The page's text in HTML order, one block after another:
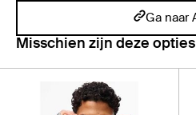
Ga naar
Misschien zijn deze